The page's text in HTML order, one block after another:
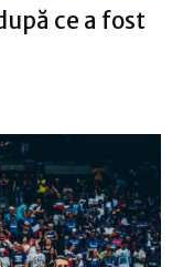
ce a fost